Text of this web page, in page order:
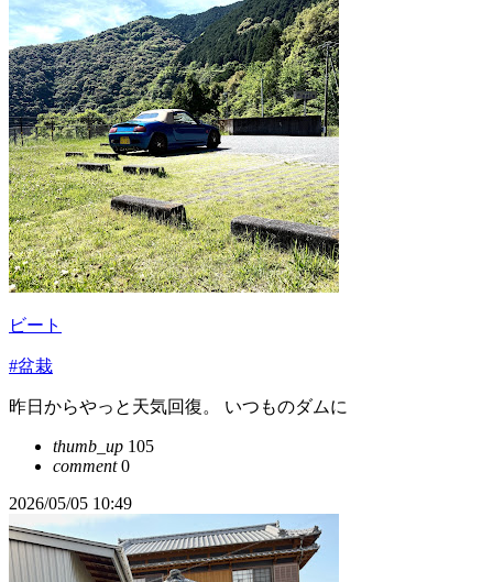
ビート
#盆栽
昨日からやっと天気回復。 いつものダムに
thumb_up 105
comment0
2026/05/05 10:49